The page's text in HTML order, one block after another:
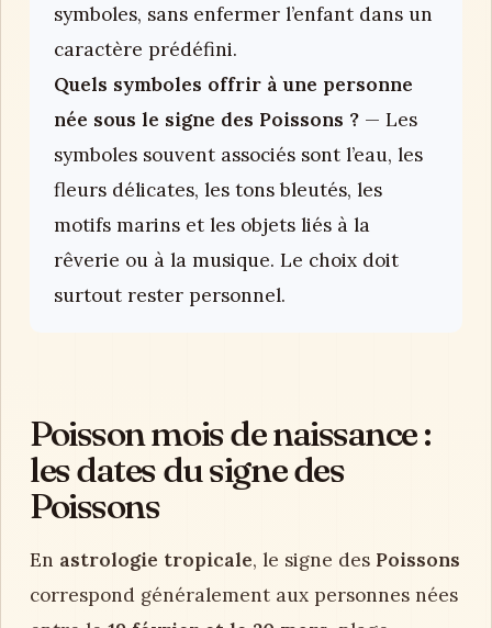
symboles, sans enfermer l’enfant dans un
caractère prédéfini.
Quels symboles offrir à une personne
née sous le signe des Poissons ? — Les
symboles souvent associés sont l’eau, les
fleurs délicates, les tons bleutés, les
motifs marins et les objets liés à la
rêverie ou à la musique. Le choix doit
surtout rester personnel.
Poisson mois de naissance :
les dates du signe des
Poissons
En astrologie tropicale, le signe des Poissons
correspond généralement aux personnes nées